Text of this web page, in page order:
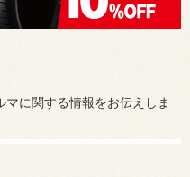
に関する情報をお伝えしま